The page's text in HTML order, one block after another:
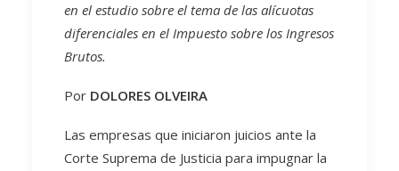
en el estudio sobre el tema de las alícuotas
diferenciales en el Impuesto sobre los Ingresos
Brutos.
Por DOLORES OLVEIRA
Las empresas que iniciaron juicios ante la
Corte Suprema de Justicia para impugnar la